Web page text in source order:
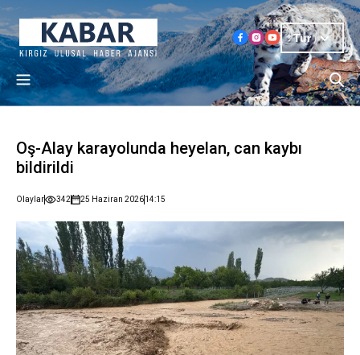
Tur
Oş-Alay karayolunda heyelan, can kaybı
bildirildi
Olaylar 342 25 Haziran 202614:15